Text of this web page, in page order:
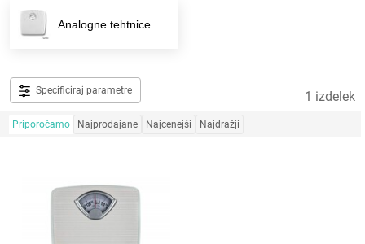
Analogne tehtnice
Specificiraj parametre 1 izdelek
Priporočamo Najprodajane Najcenejši Najdražji